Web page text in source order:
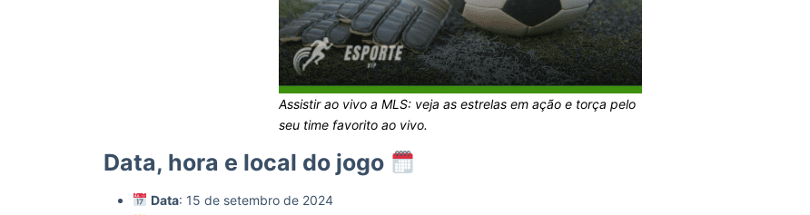
Assistir ao vivo a MLS: veja as estrelas em ação e torça pelo
seu time favorito ao vivo.
Data, hora e local do jogo
Data: 15 de setembro de 2024